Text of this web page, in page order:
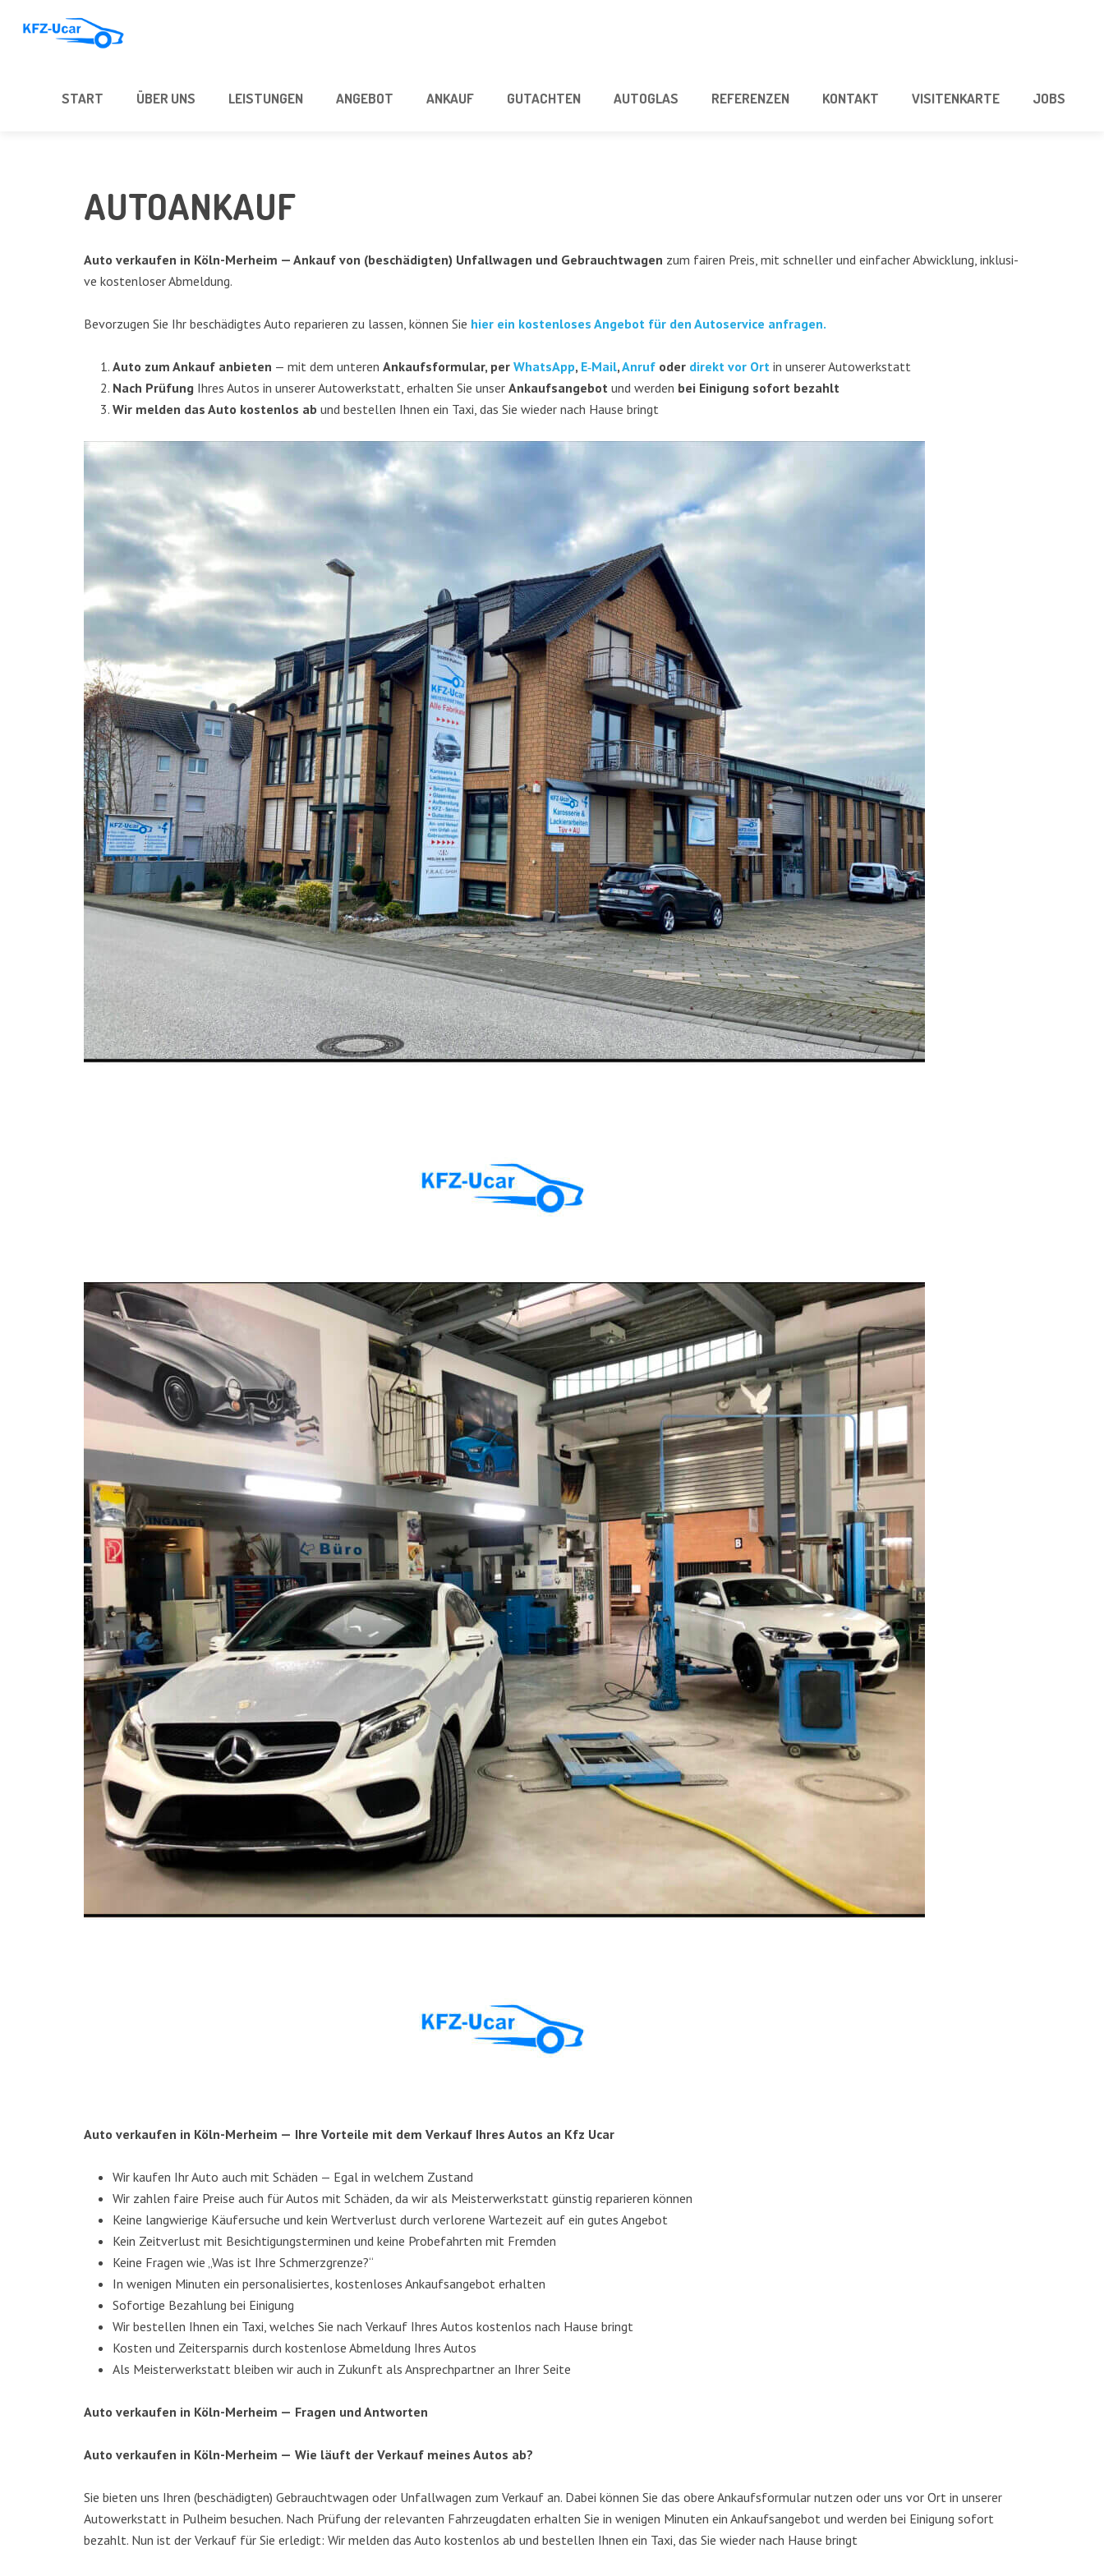
START ÜBER UNS LEIS­TUN­GEN ANGE­BOT ANKAUF GUT­ACH­TEN AUTO­GLAS REFE­REN­ZEN KON­TAKT VISI­TEN­KAR­TE JOBS
AUTO­AN­KAUF
Auto ver­kau­fen in Köln-Mer­heim — Ankauf von (beschä­dig­ten) Unfall­wa­gen und Gebraucht­wa­gen zum fai­ren Preis, mit schnel­ler und ein­fa­cher Abwick­lung, inklu­si­
ve kos­ten­lo­ser Abmel­dung.
Bevor­zu­gen Sie Ihr beschä­dig­tes Auto repa­rie­ren zu las­sen, kön­nen Sie hier ein kos­ten­lo­ses Ange­bot für den Auto­ser­vice anfragen.
Auto zum Ankauf anbie­ten — mit dem unte­ren Ankaufs­for­mu­lar, per Whats­App, E‑Mail,Anruf oder direkt vor Ort in unse­rer Autowerkstatt
Nach Prü­fung Ihres Autos in unse­rer Auto­werk­statt, erhal­ten Sie unser Ankaufs­an­ge­bot und wer­den bei Eini­gung sofort bezahlt
Wir mel­den das Auto kos­ten­los ab und bestel­len Ihnen ein Taxi, das Sie wie­der nach Hau­se bringt
Auto ver­kau­fen in Köln-Mer­heim — Ihre Vor­tei­le mit dem Ver­kauf Ihres Autos an Kfz Ucar
Wir kau­fen Ihr Auto auch mit Schä­den — Egal in wel­chem Zustand
Wir zah­len fai­re Prei­se auch für Autos mit Schä­den, da wir als Meis­ter­werk­statt güns­tig repa­rie­ren können
Kei­ne lang­wie­ri­ge Käu­fer­su­che und kein Wert­ver­lust durch ver­lo­re­ne War­te­zeit auf ein gutes Angebot
Kein Zeit­ver­lust mit Besich­ti­gungs­ter­mi­nen und kei­ne Pro­be­fahr­ten mit Fremden
Kei­ne Fra­gen wie „Was ist Ihre Schmerzgrenze?“
In weni­gen Minu­ten ein per­so­na­li­sier­tes, kos­ten­lo­ses Ankaufs­an­ge­bot erhalten
Sofor­ti­ge Bezah­lung bei Einigung
Wir bestel­len Ihnen ein Taxi, wel­ches Sie nach Ver­kauf Ihres Autos kos­ten­los nach Hau­se bringt
Kos­ten und Zeit­er­spar­nis durch kos­ten­lo­se Abmel­dung Ihres Autos
Als Meis­ter­werk­statt blei­ben wir auch in Zukunft als Ansprech­part­ner an Ihrer Seite
Auto ver­kau­fen in Köln-Mer­heim — Fra­gen und Antworten
Auto ver­kau­fen in Köln-Mer­heim — Wie läuft der Ver­kauf mei­nes Autos ab?
Sie bie­ten uns Ihren (beschä­dig­ten) Gebraucht­wa­gen oder Unfall­wa­gen zum Ver­kauf an. Dabei kön­nen Sie das obe­re Ankaufs­for­mu­lar nut­zen oder uns vor Ort in unse­rer
Auto­werk­statt in Pul­heim besu­chen. Nach Prü­fung der rele­van­ten Fahr­zeug­da­ten erhal­ten Sie in weni­gen Minu­ten ein Ankaufs­an­ge­bot und wer­den bei Eini­gung sofort
bezahlt. Nun ist der Ver­kauf für Sie erle­digt: Wir mel­den das Auto kos­ten­los ab und bestel­len Ihnen ein Taxi, das Sie wie­der nach Hau­se bringt